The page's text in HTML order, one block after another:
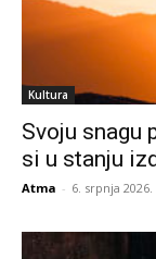
Kultura
Svoju snagu
si u stanju
Atma - 6. srpnja 2026.